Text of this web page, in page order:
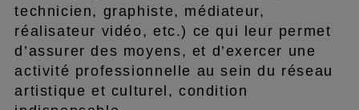
technicien, graphiste, médiateur,
réalisateur vidéo, etc.) ce qui leur permet
d’assurer des moyens, et d’exercer une
activité professionnelle au sein du réseau
artistique et culturel, condition